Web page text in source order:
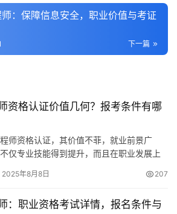
：保障信息安全，职业价值与考证
下一篇
资格认证价值几何？报考条件有哪
师资格认证，其价值不菲，就业前景广
仅专业技能得到提升，而且在职业发展上
2025年8月8日 207
：职业资格考试详情，报名条件与